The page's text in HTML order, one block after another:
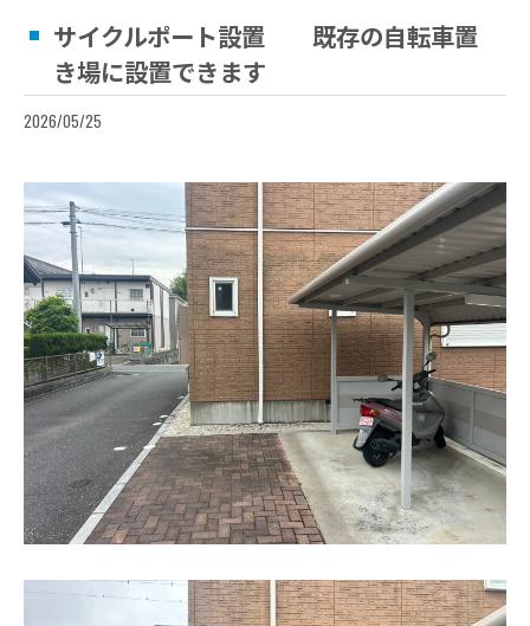
サイクルポート設置 既存の自転車置
き場に設置できます
2026/05/25